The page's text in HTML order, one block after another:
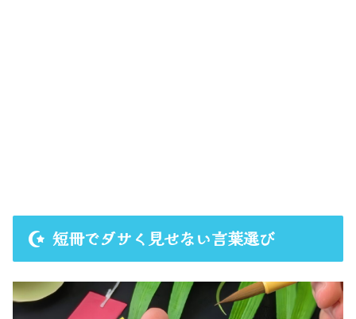
短冊でダサく見せない言葉選び